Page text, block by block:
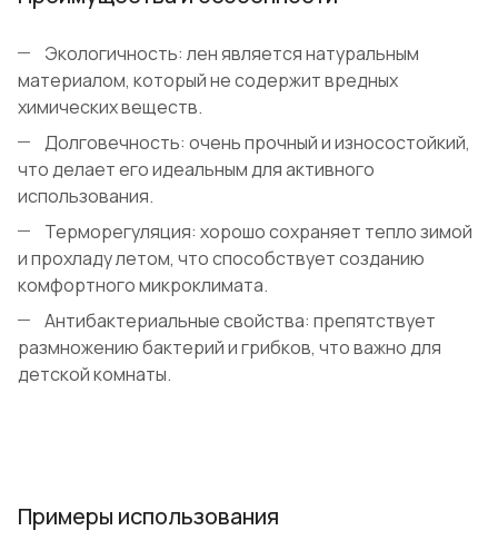
Экологичность: лен является натуральным
материалом, который не содержит вредных
химических веществ.
Долговечность: очень прочный и износостойкий,
что делает его идеальным для активного
использования.
Терморегуляция: хорошо сохраняет тепло зимой
и прохладу летом, что способствует созданию
комфортного микроклимата.
Антибактериальные свойства: препятствует
размножению бактерий и грибков, что важно для
детской комнаты.
Примеры использования